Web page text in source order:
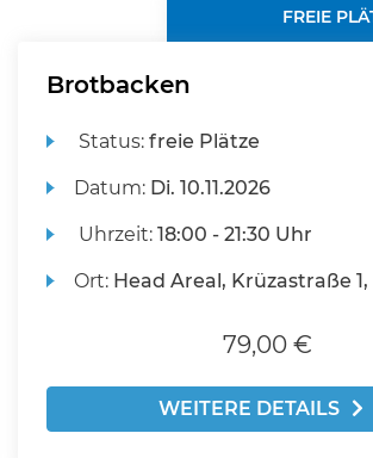
FREIE
Brotbacken
Status:freie Plätze
Datum: Di. 10.11.2026
Uhrzeit:18:00 - 21:30 Uhr
Ort: Head Areal, Krüzastraße
79,00 €
WEITERE DETAILS